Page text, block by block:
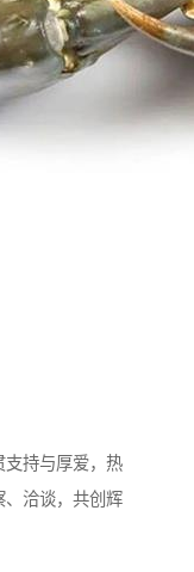
支持与厚爱，热
、洽谈，共创辉